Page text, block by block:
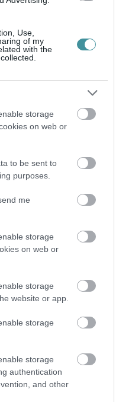
Use,
of my
with the
storage
on web or
to be sent to
purposes.
me
storage
on web or
storage
website or app.
storage
storage
authentication
and other
hírekről, kövessen
Google Hírek oldalán!
06|Riasztó
NYOMÁST A FIUNKRA” –
TÖRTÉNE...
06|Sport